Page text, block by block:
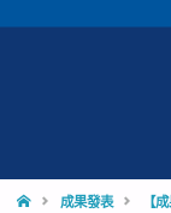
HOME成果發表 【